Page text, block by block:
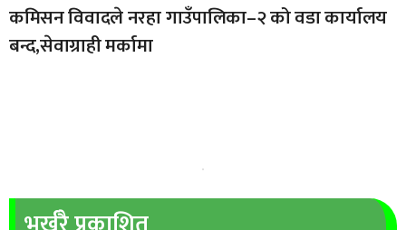
कमिसन विवादले नरहा गाउँपालिका–२ को वडा कार्यालय
बन्द,सेवाग्राही मर्कामा